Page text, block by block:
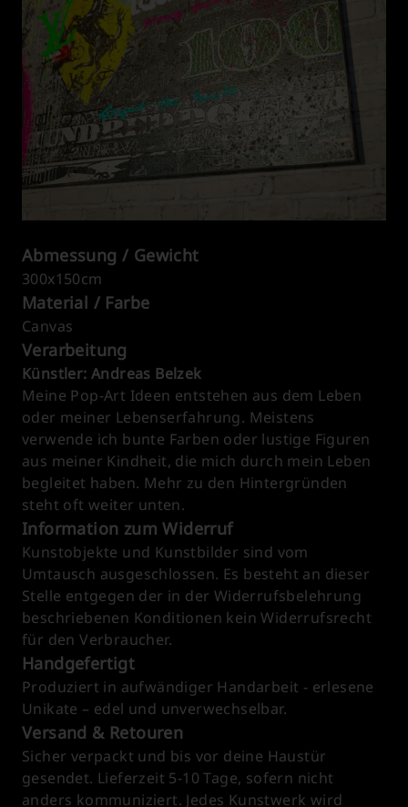
Abmessung / Gewicht
300x150cm
Material / Farbe
Canvas
Verarbeitung
Künstler: Andreas Belzek
Meine Pop-Art Ideen entstehen aus dem Leben
oder meiner Lebenserfahrung. Meistens
verwende ich bunte Farben oder lustige Figuren
aus meiner Kindheit, die mich durch mein Leben
begleitet haben. Mehr zu den Hintergründen
steht oft weiter unten.
Information zum Widerruf
Kunstobjekte und Kunstbilder sind vom
Umtausch ausgeschlossen. Es besteht an dieser
Stelle entgegen der in der Widerrufsbelehrung
beschriebenen Konditionen kein Widerrufsrecht
für den Verbraucher.
Handgefertigt
Produziert in aufwändiger Handarbeit - erlesene
Unikate – edel und unverwechselbar.
Versand & Retouren
Sicher verpackt und bis vor deine Haustür
gesendet. Lieferzeit 5-10 Tage, sofern nicht
anders kommuniziert. Jedes Kunstwerk wird